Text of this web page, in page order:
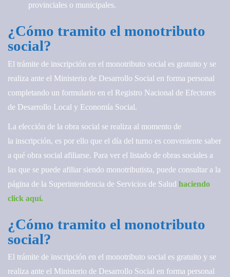
provinciales o municipales.
¿Cómo tramito el monotributo
social?
El trámite de inscripción en el monotributo social es gratuito y se
realiza ante el Ministerio de Desarrollo Social en forma personal
completando un formulario en el Registro Nacional de Efectores
de Desarrollo Local y Economía Social.
La elección de la obra social se realiza al momento de
la inscripción, es por ello que el día del turno es conveniente saber
a qué obra social afiliarse. Para ver el listado de obras sociales a
las que se puede afiliar siendo monotributista, puede consultar a la
página de la Superintendencia de Servicios de Salud haciendo
click aquí.
¿Cómo tramito el monotributo
social?
El trámite de inscripción en el monotributo social es gratuito y se
realiza ante el Ministerio de Desarrollo Social en forma personal